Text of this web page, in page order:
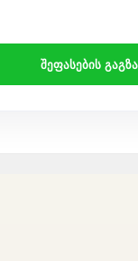
ᲨᲔᲤᲐᲡᲔᲑᲘᲡ